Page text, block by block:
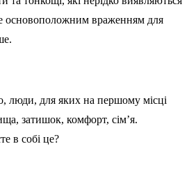
основоположним враженням для
люди, для яких на першому місці
затишок, комфорт, сім’я.
в собі це?